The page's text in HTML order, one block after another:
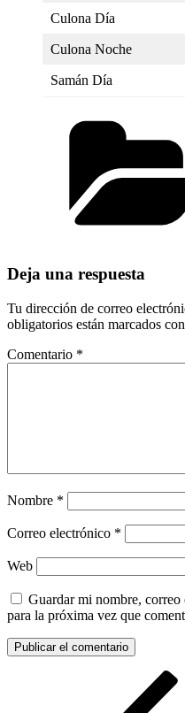
Culona Día
Culona Noche
Samán Día
Deja una respuesta
Tu dirección de correo
obligatorios están marcados con
Comentario *
Nombre *
Correo electrónico *
Web
Guardar mi nombre,
para la próxima vez que